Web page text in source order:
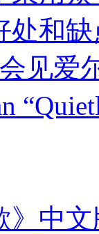
处和
见爱
》中